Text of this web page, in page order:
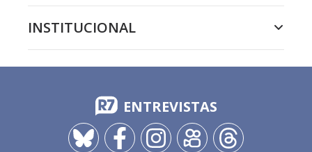
INSTITUCIONAL
ENTREVISTAS